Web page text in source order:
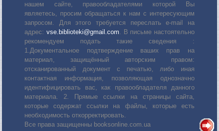
нашем сайте, правообладателями которой Вы
являетесь, просим обращаться к нам с интересующим
запросом. Для этого требуется переслать е-mail на
адрес: vse.biblioteki@gmail.com. В письме настоятельно
рекомендуем подать такие сведения :
1.Документальное подтверждение ваших прав на
материал, защищённый авторским правом:
отсканированный документ с печатью, либо иная
контактная информация, позволяющая однозначно
идентифицировать вас, как правообладателя данного
материала. 2. Прямые ссылки на страницы сайта,
которые содержат ссылки на файлы, которые есть
необходимость откорректировать.
Все права защищенны booksonline.com.ua